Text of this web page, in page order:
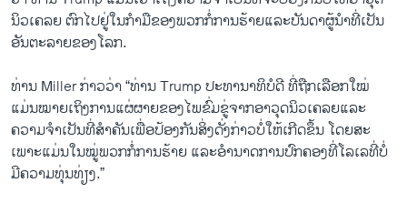
ນິວ​ເຄລຍ ຕົກ​ໄປ​ຢູ່​ໃນ​ກຳມື​ຂອງ​ພວກ​ກໍ່​ການ​ຮ້າຍ​ແລະ​ບັນດາ​ຜູ້ນຳ​ທີ່​ເປັນ​
ອັນຕະລາຍ​ຂອງໂລກ.
ທ່ານ Miller ກ່າວ​ວ່າ “ທ່ານ Trump ປະທານາທິບໍດີ ​ທີ່​ຖືກ​ເລືອກ​ໃໝ່ ​
ແມ່ນໝາຍ​ເຖິງ​ການ​ແຜ່ຜາຍ​ຂອງ​ໄພ​ຂົ່ມຂູ່​ຈາກ​ອາວຸດ​ນິວ​ເຄລຍ​ແລະ​
ຄວາມ​ຈຳ​ເປັນ​ທີ່​ສຳຄັນ​ເພື່ອ​ປ້ອງ​ກັນ​ສິ່ງ​ດັ່ງກ່າວບໍ່​ໃຫ້​ເກີດ​ຂຶ້ນ ​ໂດຍ​ສະ​
ເພາະ​ແມ່ນ​ໃນ​ໝູ່​ພວກ​ກໍ່ການ​ຮ້າຍ ​ແລະ​ອຳນາດ​ການ​ປົກຄອງ​ທີ່​ໂລ​ເລທີ່​ບໍ່​
ມີ​ຄວາມ​ທຸ່ນ​ທ່ຽງ.”